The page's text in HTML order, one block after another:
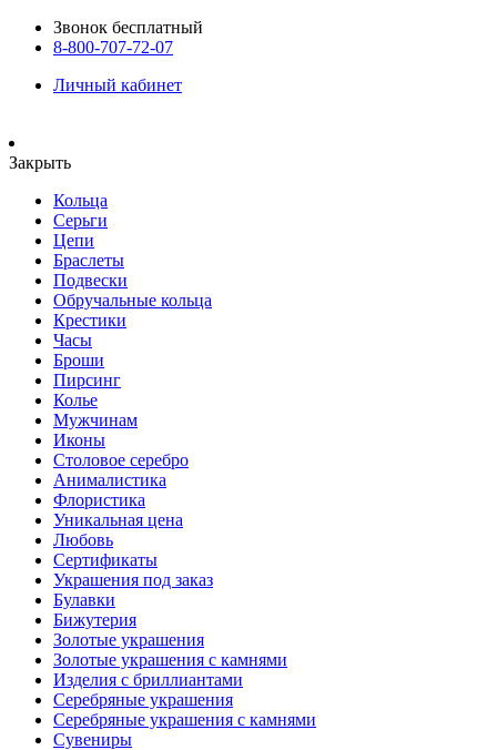
Звонок бесплатный
8-800-707-72-07
Личный кабинет
Закрыть
Кольца
Серьги
Цепи
Браслеты
Подвески
Обручальные кольца
Крестики
Часы
Броши
Пирсинг
Колье
Мужчинам
Иконы
Столовое серебро
Анималистика
Флористика
Уникальная цена
Любовь
Сертификаты
Украшения под заказ
Булавки
Бижутерия
Золотые украшения
Золотые украшения с камнями
Изделия с бриллиантами
Серебряные украшения
Серебряные украшения с камнями
Сувениры